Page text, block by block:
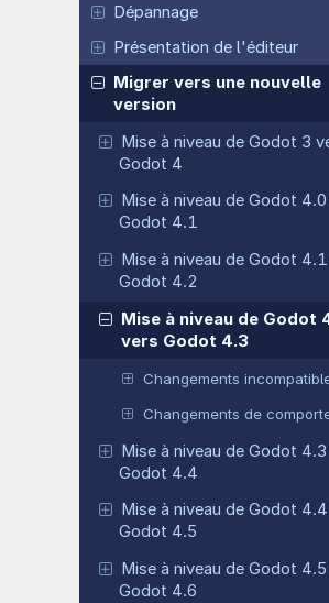
Dépannage
Présentation de l'éditeur
Migrer vers une nouvelle
version
Mise à niveau de Godot 3
Godot 4
Mise à niveau de Godot
Godot 4.1
Mise à niveau de Godot
Godot 4.2
Mise à niveau de Godot
vers Godot 4.3
Changements
Changements de
Mise à niveau de Godot
Godot 4.4
Mise à niveau de Godot
Godot 4.5
Mise à niveau de Godot
Godot 4.6